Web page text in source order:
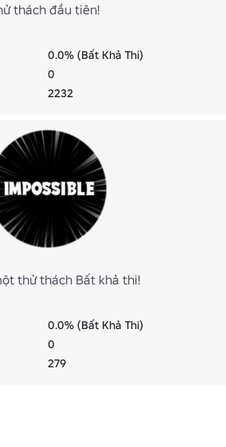
thách đầu tiên!
0.0% (Bất Khả Thi)
0
2232
thử thách Bất khả thi!
0.0% (Bất Khả Thi)
0
279